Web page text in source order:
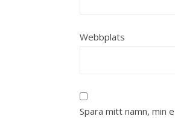
Webbplats
Spara mitt namn, min